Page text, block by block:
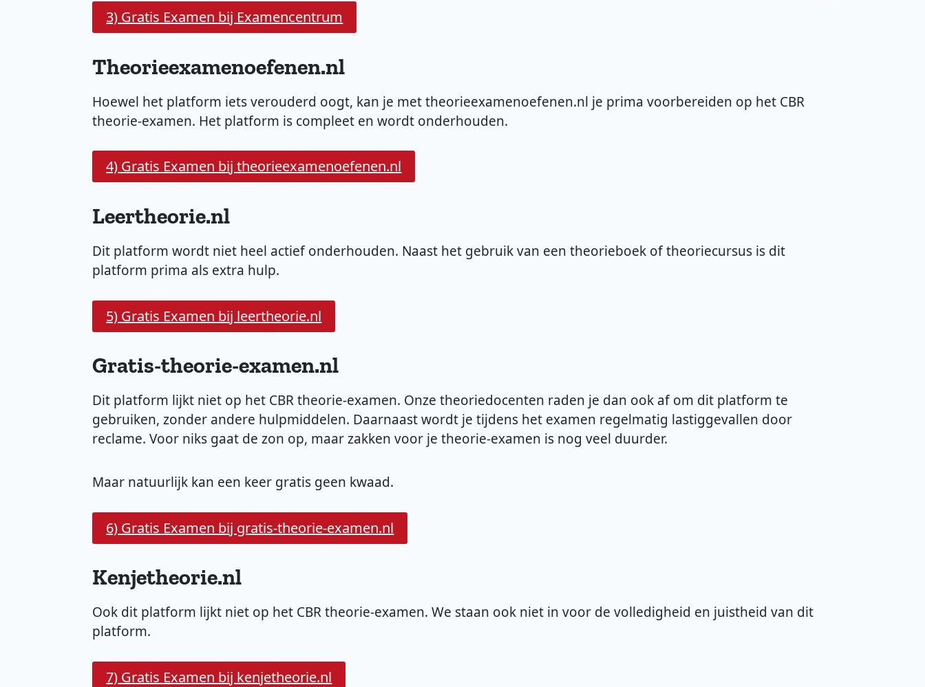
3) Gratis Examen bij Examencentrum
Theorieexamenoefenen.nl
Hoewel het platform iets verouderd oogt, kan je met theorieexamenoefenen.nl je prima voorbereiden op het CBR
theorie-examen. Het platform is compleet en wordt onderhouden.
4) Gratis Examen bij theorieexamenoefenen.nl
Leertheorie.nl
Dit platform wordt niet heel actief onderhouden. Naast het gebruik van een theorieboek of theoriecursus is dit
platform prima als extra hulp.
5) Gratis Examen bij leertheorie.nl
Gratis-theorie-examen.nl
Dit platform lijkt niet op het CBR theorie-examen. Onze theoriedocenten raden je dan ook af om dit platform te
gebruiken, zonder andere hulpmiddelen. Daarnaast wordt je tijdens het examen regelmatig lastiggevallen door
reclame. Voor niks gaat de zon op, maar zakken voor je theorie-examen is nog veel duurder.
Maar natuurlijk kan een keer gratis geen kwaad.
6) Gratis Examen bij gratis-theorie-examen.nl
Kenjetheorie.nl
Ook dit platform lijkt niet op het CBR theorie-examen. We staan ook niet in voor de volledigheid en juistheid van dit
platform.
7) Gratis Examen bij kenjetheorie.nl